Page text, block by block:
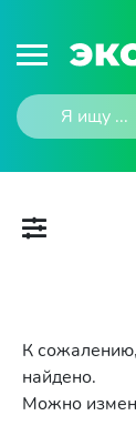
К
найдено.
Можно